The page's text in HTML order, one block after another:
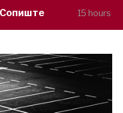
ago Утре сончево и